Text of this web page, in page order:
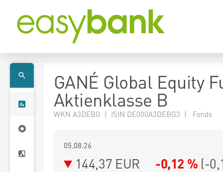
GANÉ Global Equity
Aktienklasse B
WKN A3DEBG | ISIN DE000A3DEBG3 | Fonds
05.08.26
144,37 EUR -0,12 % (-